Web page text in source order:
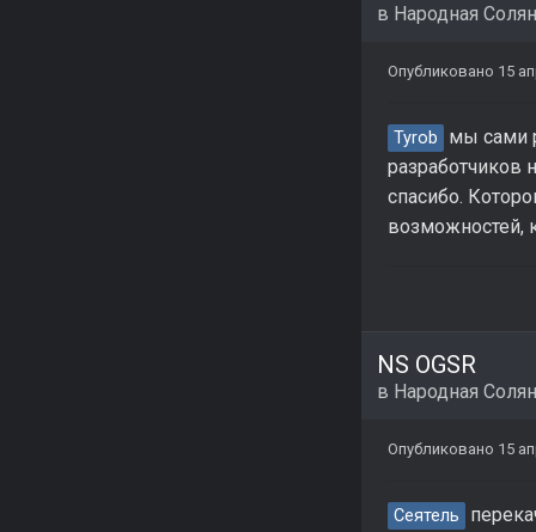
в Народная
Опубликовано 15
Tyrob
мы сами
разработчиков
спасибо.
возможностей,
NS OGSR
в Народная
Опубликовано 15
Сеятель